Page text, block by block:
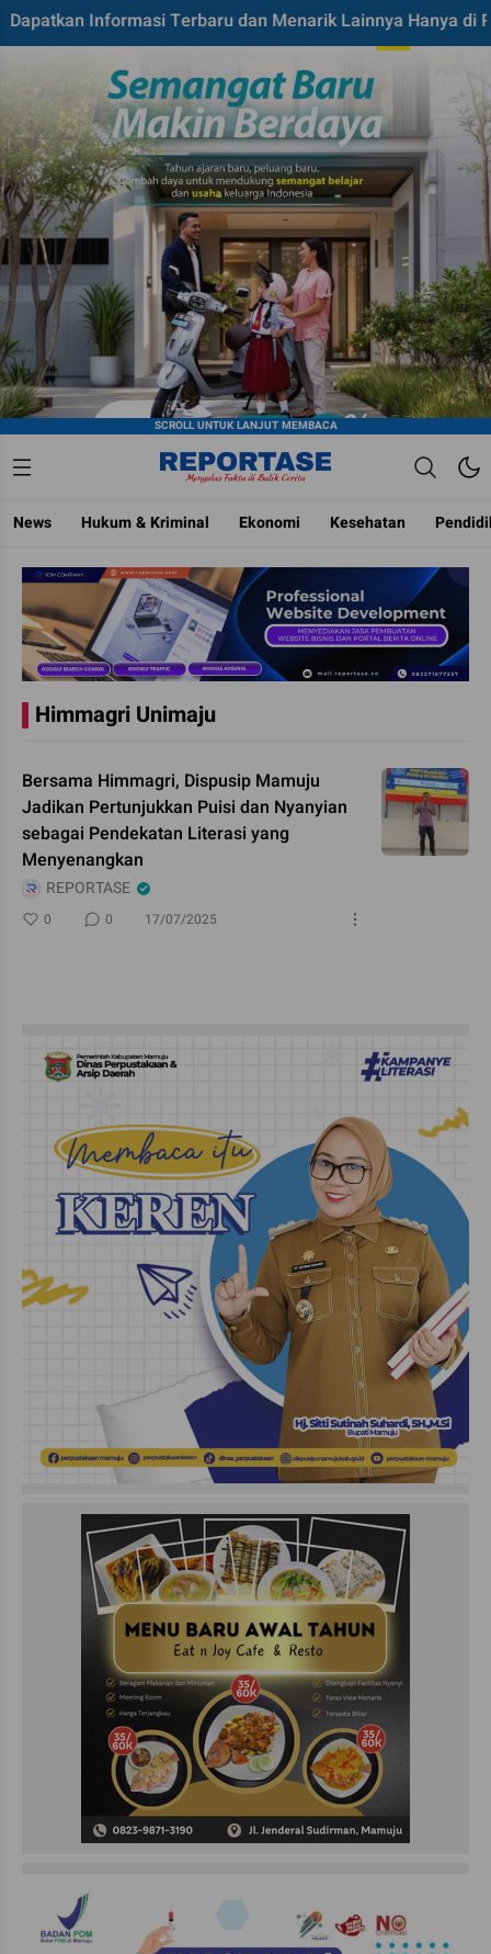
Informasi Terbaru dan Menarik Lainnya Hanya di Reportase
Reportase
Mengulas Fakta Di Balik Cerita
News Hukum & Kriminal Ekonomi Kesehatan
Himmagri Unimaju
Bersama Himmagri, Dispusip Mamuju
Jadikan Pertunjukkan Puisi dan Nyanyian
sebagai Pendekatan Literasi yang
Menyenangkan
REPORTASE
0 0 17/07/2025